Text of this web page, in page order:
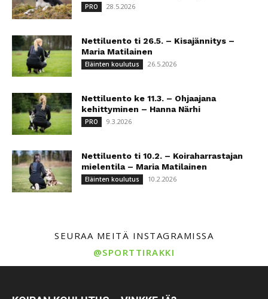
PRO 28.5.2026
Nettiluento ti 26.5. – Kisajännitys –
Maria Matilainen
Eläinten koulutus 26.5.2026
Nettiluento ke 11.3. – Ohjaajana
kehittyminen – Hanna Närhi
PRO 9.3.2026
Nettiluento ti 10.2. – Koiraharrastajan
mielentila – Maria Matilainen
Eläinten koulutus 10.2.2026
SEURAA MEITÄ INSTAGRAMISSA
@SPORTTIRAKKI